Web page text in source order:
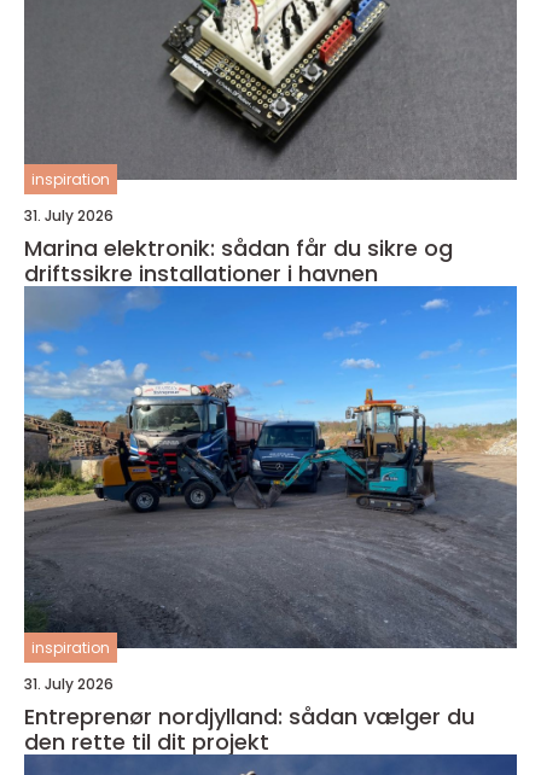
inspiration
31. July 2026
Marina elektronik: sådan får du sikre og
driftssikre installationer i havnen
inspiration
31. July 2026
Entreprenør nordjylland: sådan vælger du
den rette til dit projekt